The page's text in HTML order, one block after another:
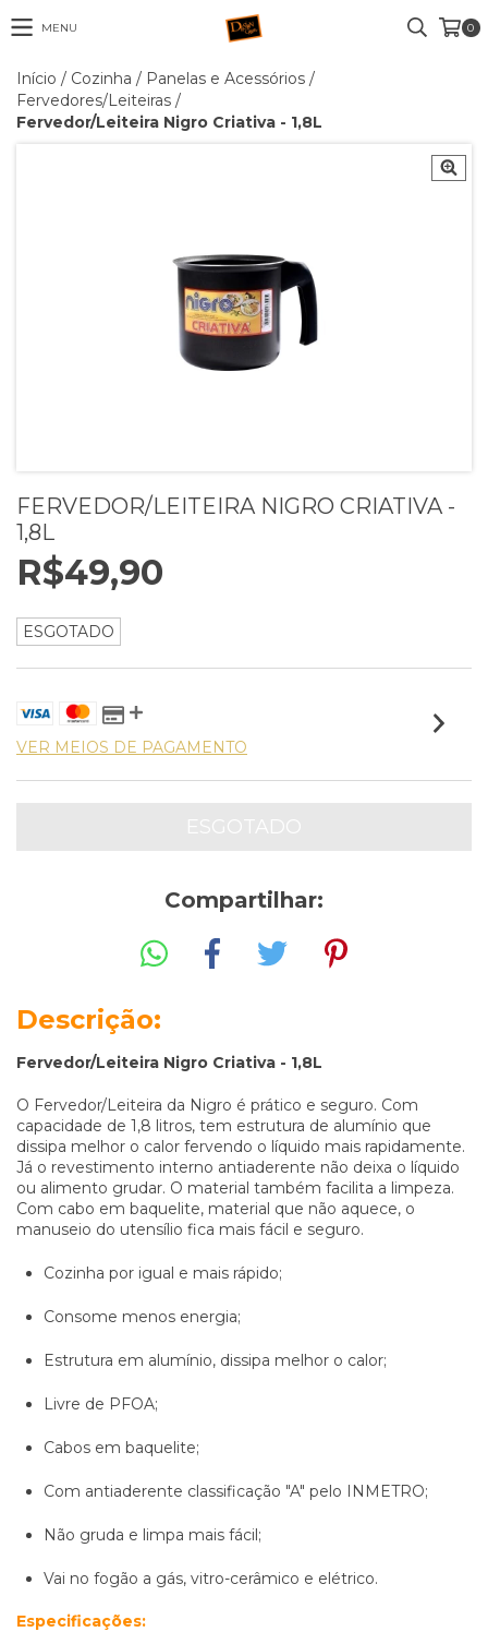
MENU 0
Início / Cozinha / Panelas e Acessórios /
Fervedores/Leiteiras /
Fervedor/Leiteira Nigro Criativa - 1,8L
FERVEDOR/LEITEIRA NIGRO CRIATIVA -
1,8L
R$49,90
ESGOTADO
VER MEIOS DE PAGAMENTO
Compartilhar:
Descrição:
Fervedor/Leiteira Nigro Criativa - 1,8L
O Fervedor/Leiteira da Nigro é prático e seguro. Com
capacidade de 1,8 litros, tem estrutura de alumínio que
dissipa melhor o calor fervendo o líquido mais rapidamente.
Já o revestimento interno antiaderente não deixa o líquido
ou alimento grudar. O material também facilita a limpeza.
Com cabo em baquelite, material que não aquece, o
manuseio do utensílio fica mais fácil e seguro.
Cozinha por igual e mais rápido;
Consome menos energia;
Estrutura em alumínio, dissipa melhor o calor;
Livre de PFOA;
Cabos em baquelite;
Com antiaderente classificação "A" pelo INMETRO;
Não gruda e limpa mais fácil;
Vai no fogão a gás, vitro-cerâmico e elétrico.
Especificações: